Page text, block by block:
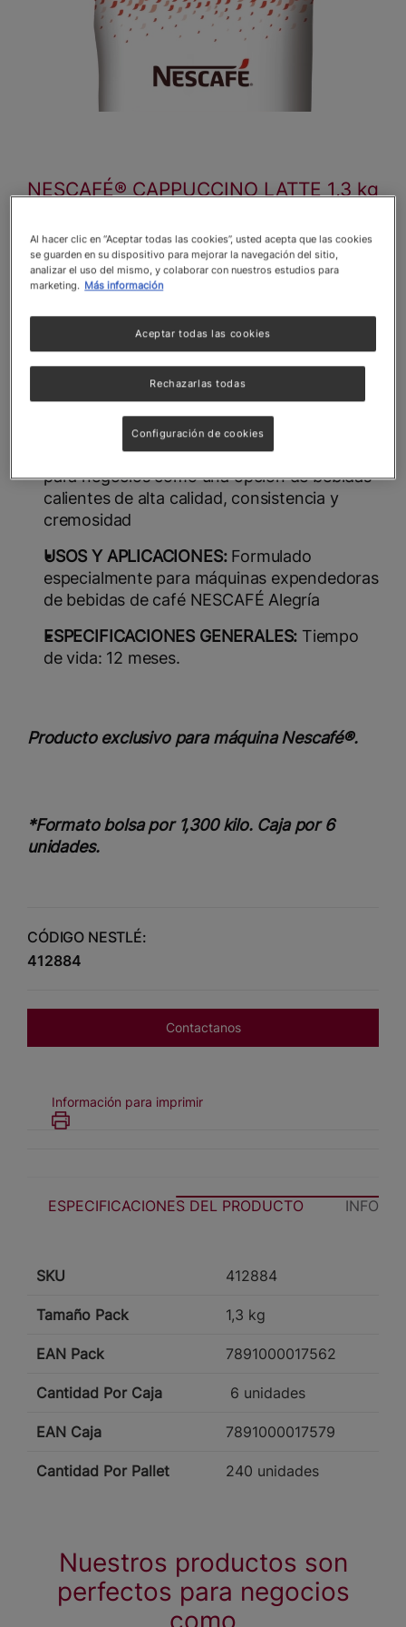
NESCAFÉ® CAPPUCCINO LATTE 1,3 kg
preparar café estilo cappuccino, formulado
especialmente para máquinas expendedoras
de bebidas café NESCAFÉ®.
¡Cremosidad y balance perfecto entre café y
leche!
1 kg. para un aproximado de
45 tazas de 8 onz.
BENEFICIO PROFESIONAL:Solución integral
para negocios como una opción de bebidas
calientes de alta calidad, consistencia y
cremosidad
USOS Y APLICACIONES: Formulado
especialmente para máquinas expendedoras
de bebidas de café NESCAFÉ Alegría
ESPECIFICACIONES GENERALES: Tiempo
de vida: 12 meses.
Producto exclusivo para máquina Nescafé®.
*Formato bolsa por 1,300 kilo. Caja por 6
unidades.
CÓDIGO NESTLÉ:
412884
Contactanos
Información para imprimir
ESPECIFICACIONES DEL PRODUCTO
SKU 412884
Tamaño Pack 1,3 kg
EAN Pack 7891000017562
Cantidad Por Caja 6 unidades
EAN Caja 7891000017579
Cantidad Por Pallet 240 unidades
Nuestros productos son
perfectos para negocios
como
Al hacer clic en “Aceptar todas las cookies”, usted acepta que las cookies
se guarden en su dispositivo para mejorar la navegación del sitio,
analizar el uso del mismo, y colaborar con nuestros estudios para
marketing. Más información
Rechazarlas todas
Aceptar todas las cookies
Configuración de cookies